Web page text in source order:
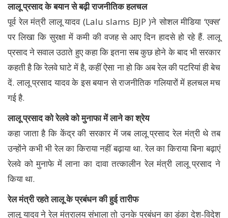
लालू प्रसाद के बयान से बढ़ी राजनीतिक हलचल
पूर्व रेल मंत्री लालू यादव (Lalu slams BJP )ने सोशल मीडिया ‘एक्स’
पर लिखा कि सुरक्षा में कमी की वजह से आए दिन हादसे हो रहे हैं. लालू
प्रसाद ने सवाल उठाते हुए कहा कि इतना सब कुछ होने के बाद भी सरकार
कहती है कि रेलवे घाटे में है, कहीं ऐसा ना हो कि अब रेल की पटरियां ही बेच
दें. लालू प्रसाद यादव के इस बयान से राजनीतिक गलियारों में हलचल मच
गई है.
लालू प्रसाद को रेलवे को मुनाफा में लाने का श्रेय
कहा जाता है कि केंद्र की सरकार में जब लालू प्रसाद रेल मंत्री थे तब
उन्होंने कभी भी रेल का किराया नहीं बढ़ाया था. रेल का किराया बिना बढ़ाएं
रेलवे को मुनाफे में लाना का दावा तत्कालीन रेल मंत्री लालू प्रसाद ने
किया था.
रेल मंत्री रहते लालू के प्रबंधन की हुई तारीफ
लालू यादव ने रेल मंत्रालय संभाला तो उनके प्रबंधन का डंका देश-विदेश